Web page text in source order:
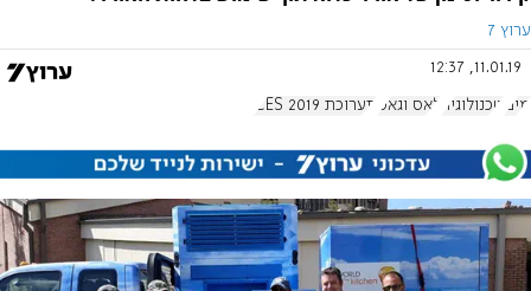
ערוץ 7
11.01.19, 12:37
מים טכנולוגיה לאס וגאס תערוכת CES 2019